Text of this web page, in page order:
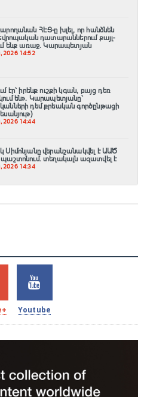
ՀԷՑ-ը խլել, որ հանձնեն
եվրոպական դատարաններում քայլ-
ենք առաջ. Կարապետյան
2026 14:52
էր՝ իրենք ուշքի կգան, բայց դեռ
են». Կարապետյանը՝
դեմ քրեական գործընթացի
2026 14:44
Սիմոնյանը վերանշանակվել է ԱԱԾ
պաշտոնում. տեղակալն ազատվել է
2026 14:34
620
SHARES
Youtube